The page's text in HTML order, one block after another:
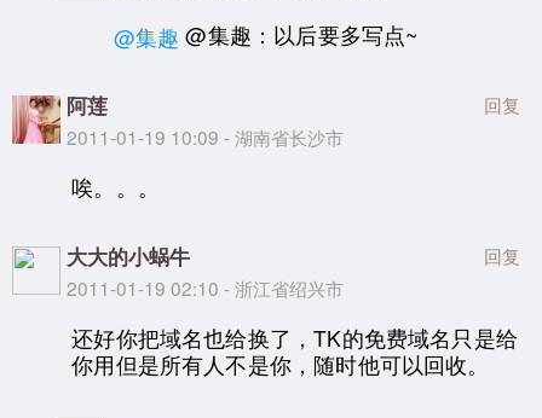
@集趣 @集趣：以后要多写点~
阿莲
2011-01-19 10:09 - 湖南省长沙市
回复
唉。。。
大大的小蜗牛
2011-01-19 02:10 - 浙江省绍兴市
回复
还好你把域名也给换了，TK的免费域名只是给
你用但是所有人不是你，随时他可以回收。